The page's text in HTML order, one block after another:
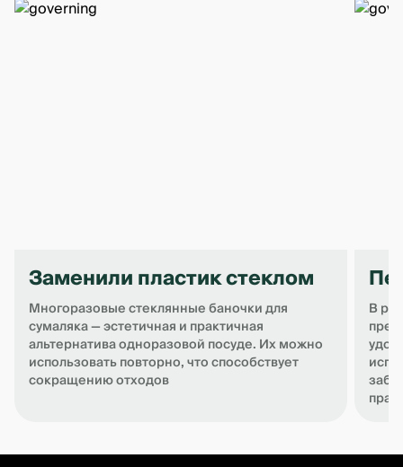
Заменили пластик стеклом
Многоразовые стеклянные баночки для
сумаляка — эстетичная и практичная
альтернатива одноразовой посуде. Их можно
использовать повторно, что способствует
сокращению отходов
В
1